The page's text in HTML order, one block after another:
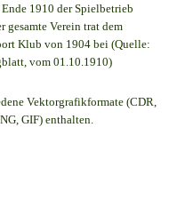
1910 der Spielbetrieb
gesamte Verein trat dem
Klub von 1904 bei (Quelle:
vom 01.10.1910)
Vektorgrafikformate (CDR,
GIF) enthalten.